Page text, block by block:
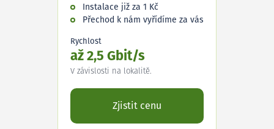
Instalace již za 1 Kč
Přechod k nám vyřídíme za vás
Rychlost
až 2,5 Gbit/s
V závislosti na lokalitě.
Zjistit cenu